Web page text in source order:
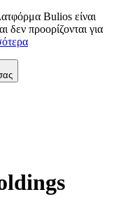
Bulios είναι
δεν προορίζονται για